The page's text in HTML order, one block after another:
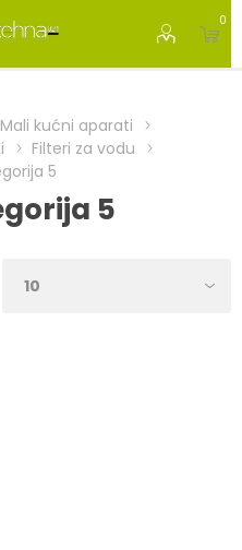
0
Mali kućni aparati
Filteri za vodu
5
5